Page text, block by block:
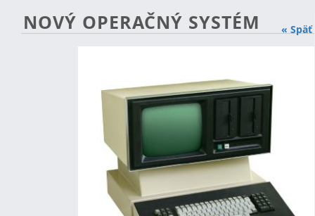
PETER « Späť
NOVÝ OPERAČNÝ SYSTÉM